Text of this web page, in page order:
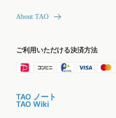
About TAO
ご利用いただける決済方法
TAO ノート
TAO Wiki